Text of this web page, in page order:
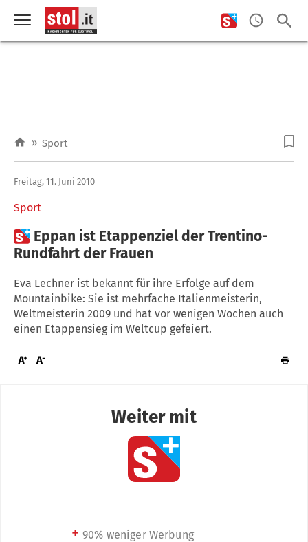
» Sport
Sport
Freitag, 11. Juni 2010
 Eppan ist Etappenziel der Trentino-
Rundfahrt der Frauen
Eva Lechner ist bekannt für ihre Erfolge auf dem
Mountainbike: Sie ist mehrfache Italienmeisterin,
Weltmeisterin 2009 und hat vor wenigen Wochen auch
einen Etappensieg im Weltcup gefeiert.